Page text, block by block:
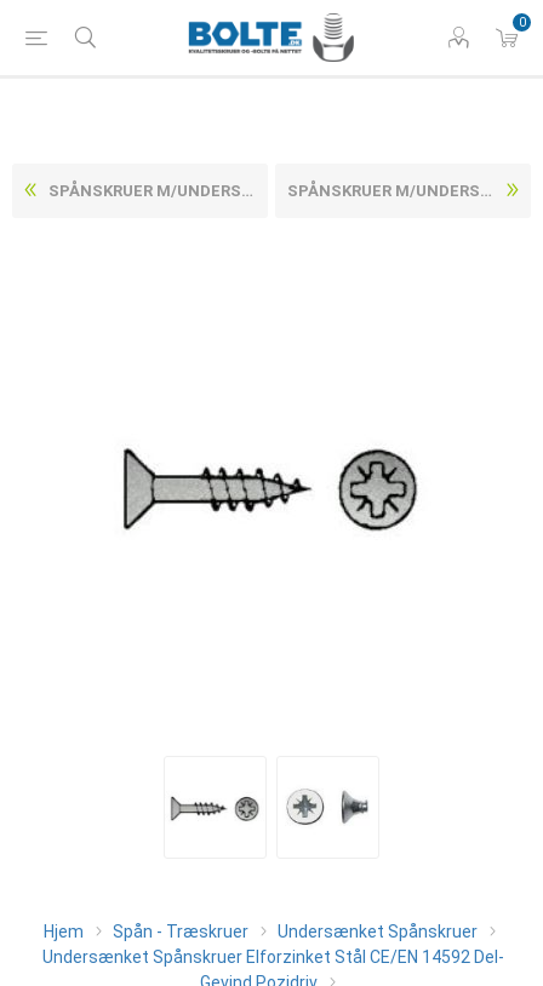
0
SPÅNSKRUER M/UNDERSÆNKET POZIDRIV Z ELFORZINKET M/DELGEVIND STÅL CE/EN 14592 6X120/70-Z (100 STK) SPÅNSKRUER M/UNDERSÆNKET POZIDRIV Z ELFORZINKET M/DELGEVIND STÅL CE/EN 14592 6X140/70-Z (100 STK)
Hjem Spån - Træskruer
Undersænket Spånskruer
Undersænket Spånskruer Elforzinket Stål CE/EN 14592 Del-